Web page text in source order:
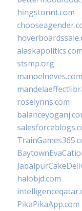
hingstonnt.com
alaskapolitics.com
stsmp.org
manoelneves.com
roselynns.com
halobjd.com
PikaPikaApp.com